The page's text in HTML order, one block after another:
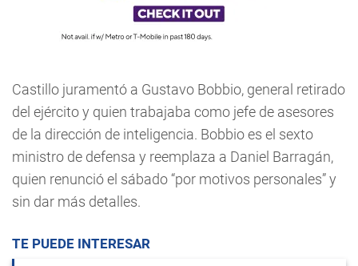
Castillo juramentó a Gustavo Bobbio, general retirado
del ejército y quien trabajaba como jefe de asesores
de la dirección de inteligencia. Bobbio es el sexto
ministro de defensa y reemplaza a Daniel Barragán,
quien renunció el sábado “por motivos personales” y
sin dar más detalles.
TE PUEDE INTERESAR